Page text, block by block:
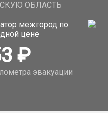
ОБЛАСТЬ
₽
эвакуации